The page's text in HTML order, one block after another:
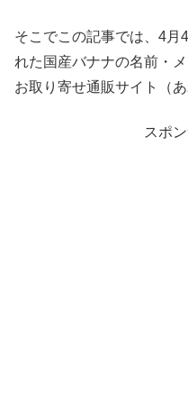
そこでこの記事では、4月
れた国産バナナの名前・
お取り寄せ通販サイト（
スポ